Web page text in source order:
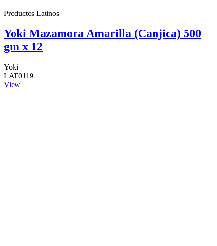
Productos Latinos
Yoki Mazamora Amarilla (Canjica) 500
gm x 12
Yoki
LAT0119
View